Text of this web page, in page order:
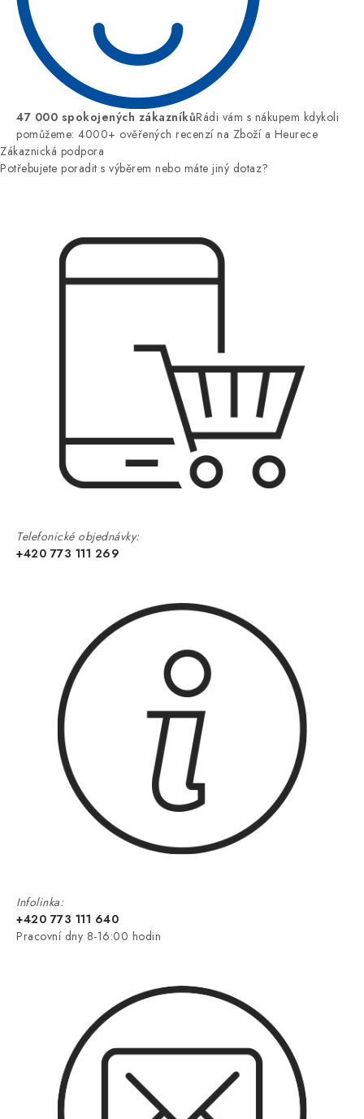
47 000 spokojených zákazníkůRádi vám s nákupem kdykoli
pomůžeme: 4000+ ověřených recenzí na Zboží a Heurece
Zákaznická podpora
Potřebujete poradit s výběrem nebo máte jiný dotaz?
Telefonické objednávky:
+420 773 111 269
Infolinka:
+420 773 111 640
Pracovní dny 8-16:00 hodin